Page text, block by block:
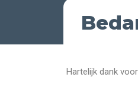
Hartelijk dank